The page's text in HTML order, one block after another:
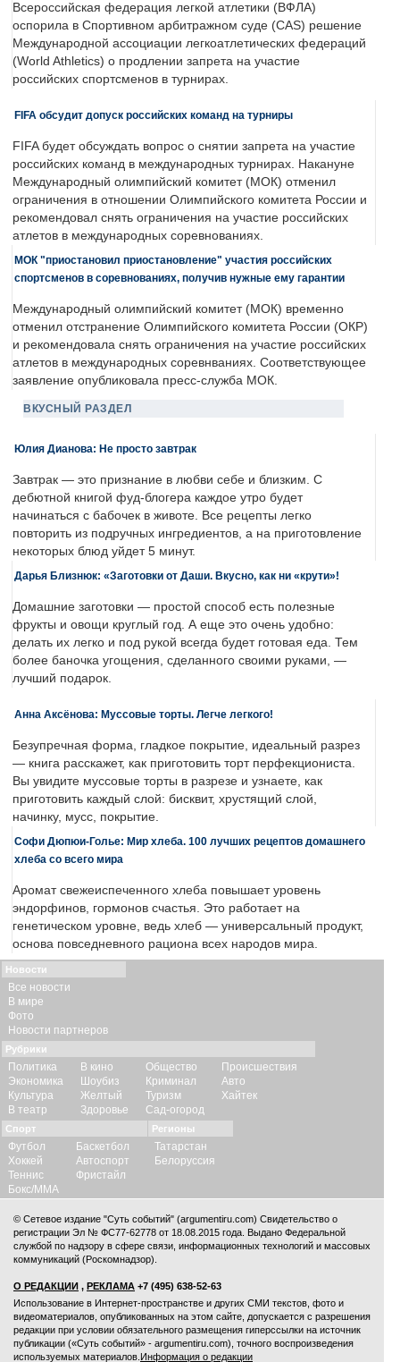
Всероссийская федерация легкой атлетики (ВФЛА)
оспорила в Спортивном арбитражном суде (CAS) решение
Международной ассоциации легкоатлетических федераций
(World Athletics) о продлении запрета на участие
российских спортсменов в турнирах.
FIFA обсудит допуск российских команд на турниры
FIFA будет обсуждать вопрос о снятии запрета на участие
российских команд в международных турнирах. Накануне
Международный олимпийский комитет (МОК) отменил
ограничения в отношении Олимпийского комитета России и
рекомендовал снять ограничения на участие российских
атлетов в международных соревнованиях.
МОК "приостановил приостановление" участия российских
спортсменов в соревнованиях, получив нужные ему гарантии
Международный олимпийский комитет (МОК) временно
отменил отстранение Олимпийского комитета России (ОКР)
и рекомендовала снять ограничения на участие российских
атлетов в международных соревнваниях. Соответствующее
заявление опубликовала пресс-служба МОК.
ВКУСНЫЙ РАЗДЕЛ
Юлия Дианова: Не просто завтрак
Завтрак — это признание в любви себе и близким. С
дебютной книгой фуд-блогера каждое утро будет
начинаться с бабочек в животе. Все рецепты легко
повторить из подручных ингредиентов, а на приготовление
некоторых блюд уйдет 5 минут.
Дарья Близнюк: «Заготовки от Даши. Вкусно, как ни «крути»!
Домашние заготовки — простой способ есть полезные
фрукты и овощи круглый год. А еще это очень удобно:
делать их легко и под рукой всегда будет готовая еда. Тем
более баночка угощения, сделанного своими руками, —
лучший подарок.
Анна Аксёнова: Муссовые торты. Легче легкого!
Безупречная форма, гладкое покрытие, идеальный разрез
— книга расскажет, как приготовить торт перфекциониста.
Вы увидите муссовые торты в разрезе и узнаете, как
приготовить каждый слой: бисквит, хрустящий слой,
начинку, мусс, покрытие.
Софи Дюпюи-Голье: Мир хлеба. 100 лучших рецептов домашнего
хлеба со всего мира
Аромат свежеиспеченного хлеба повышает уровень
эндорфинов, гормонов счастья. Это работает на
генетическом уровне, ведь хлеб — универсальный продукт,
основа повседневного рациона всех народов мира.
Новости
Все новости
В мире
Фото
Новости партнеров
Рубрики
Политика
Экономика
Культура
В театр
В кино
Шоубиз
Желтый
Здоровье
Общество
Криминал
Туризм
Сад-огород
Происшествия
Авто
Хайтек
Спорт
Футбол
Хоккей
Теннис
Бокс/ММА
Баскетбол
Автоспорт
Фристайл
Регионы
Татарстан
Белоруссия
© Сетевое издание "Суть событий" (argumentiru.com) Свидетельство о
регистрации Эл № ФС77-62778 от 18.08.2015 года. Выдано Федеральной
службой по надзору в сфере связи, информационных технологий и массовых
коммуникаций (Роскомнадзор).
О РЕДАКЦИИ , РЕКЛАМА +7 (495) 638-52-63
Использование в Интернет-пространстве и других СМИ текстов, фото и
видеоматериалов, опубликованных на этом сайте, допускается с разрешения
редакции при условии обязательного размещения гиперссылки на источник
публикации («Суть событий» - argumentiru.com), точного воспроизведения
используемых материалов. Информация о редакции